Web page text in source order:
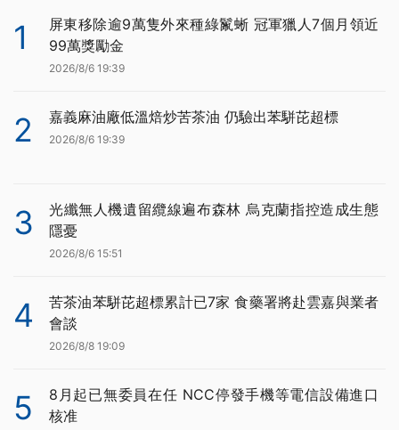
1
屏東移除逾9萬隻外來種綠鬣蜥 冠軍獵人7個月領近
99萬獎勵金
2026/8/6 19:39
2 嘉義麻油廠低溫焙炒苦茶油 仍驗出苯駢芘超標
2026/8/6 19:39
3
光纖無人機遺留纜線遍布森林 烏克蘭指控造成生態
隱憂
2026/8/6 15:51
4
苦茶油苯駢芘超標累計已7家 食藥署將赴雲嘉與業者
會談
2026/8/8 19:09
5
8月起已無委員在任 NCC停發手機等電信設備進口
核准